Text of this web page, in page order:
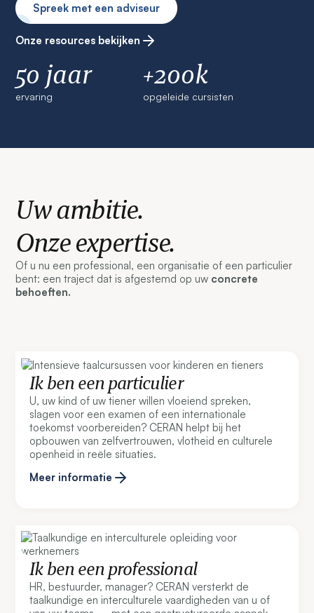
Spreek met een adviseur
Onze resources bekijken
50 jaar
ervaring
+200k
opgeleide cursisten
Uw ambitie.
Onze expertise.
Of u nu een professional, een organisatie of een particulier
bent: een traject dat is afgestemd op uw concrete
behoeften.
Ik ben een particulier
U, uw kind of uw tiener willen vloeiend spreken,
slagen voor een examen of een internationale
toekomst voorbereiden? CERAN helpt bij het
opbouwen van zelfvertrouwen, vlotheid en culturele
openheid in reële situaties.
Meer informatie
Ik ben een professional
HR, bestuurder, manager? CERAN versterkt de
taalkundige en interculturele vaardigheden van u of